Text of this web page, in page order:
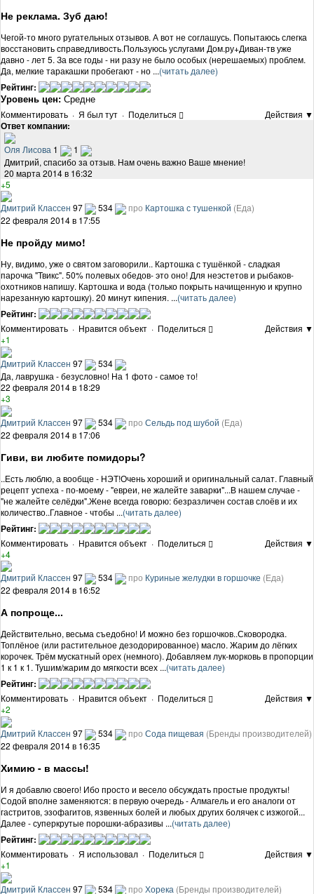
Не реклама. Зуб даю!
Чегой-то много ругательных отзывов. А вот не соглашусь. Попытаюсь слегка
восстановить справедливость.Пользуюсь услугами Дом.ру+Диван-тв уже
давно - лет 5. За все годы - ни разу не было особых (нерешаемых) проблем.
Да, мелкие таракашки пробегают - но ...(читать далее)
Рейтинг:
Уровень цен: Средне
Комментировать · Я был тут · Поделиться Действия ▼
Ответ компании:
Оля Лисова 1
1
Дмитрий, спасибо за отзыв. Нам очень важно Ваше мнение!
20 марта 2014 в 16:32
+5
Дмитрий Классен 97 534 про Картошка с тушенкой (Еда)
22 февраля 2014 в 17:55
Не пройду мимо!
Ну, видимо, уже о святом заговорили.. Картошка с тушёнкой - сладкая
парочка "Твикс". 50% полевых обедов- это оно! Для неэстетов и рыбаков-
охотников напишу. Картошка и вода (только покрыть начищенную и крупно
нарезанную картошку). 20 минут кипения. ...(читать далее)
Рейтинг:
Комментировать · Нравится объект · Поделиться
Действия ▼
+1
Дмитрий Классен 97
534
Да, лаврушка - безусловно! На 1 фото - самое то!
22 февраля 2014 в 18:29
+3
Дмитрий Классен 97 534 про Сельдь под шубой (Еда)
22 февраля 2014 в 17:06
Гиви, ви любите помидоры?
..Есть люблю, а вообще - НЭТ!Очень хороший и оригинальный салат. Главный
рецепт успеха - по-моему - "евреи, не жалейте заварки"...В нашем случае -
"не жалейте селёдки".Жене всегда говорю: безразличен состав слоёв и их
количество..Главное - чтобы ...(читать далее)
Рейтинг:
Комментировать · Нравится объект · Поделиться
Действия ▼
+4
Дмитрий Классен 97 534 про Куриные желудки в горшочке (Еда)
22 февраля 2014 в 16:52
А попроще...
Действительно, весьма съедобно! И можно без горшочков..Сковородка.
Топлёное (или растительное дезодорированное) масло. Жарим до лёгких
корочек. Трём мускатный орех (немного). Добавляем лук-морковь в пропорции
1 к 1 к 1. Тушим/жарим до мягкости всех ...(читать далее)
Рейтинг:
Комментировать · Нравится объект · Поделиться
Действия ▼
+2
Дмитрий Классен 97 534 про Сода пищевая (Бренды производителей)
22 февраля 2014 в 16:35
Химию - в массы!
И я добавлю своего! Ибо просто и весело обсуждать простые продукты!
Содой вполне заменяются: в первую очередь - Алмагель и его аналоги от
гастритов, эзофагитов, язвенных болей и любых других болячек с изжогой...
Далее - суперкрутые порошки-абразивы ...(читать далее)
Рейтинг:
Комментировать · Я использовал · Поделиться
Действия ▼
+1
Дмитрий Классен 97 534 про Хорека (Бренды производителей)